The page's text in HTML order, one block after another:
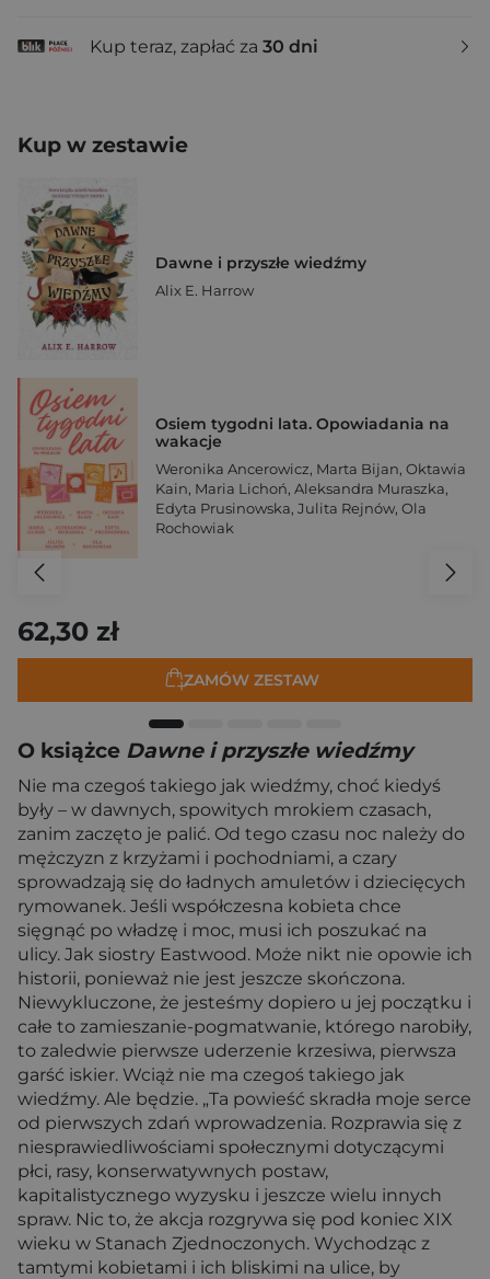
Kup teraz, zapłać za 30 dni
Kup w zestawie
Dawne i przyszłe wiedźmy
Alix E. Harrow
Osiem tygodni lata. Opowiadania na
wakacje
Weronika Ancerowicz, Marta Bijan, Oktawia
Kain, Maria Lichoń, Aleksandra Muraszka,
Edyta Prusinowska, Julita Rejnów, Ola
Rochowiak
62,30 zł
ZAMÓW ZESTAW
O książce Dawne i przyszłe wiedźmy
Nie ma czegoś takiego jak wiedźmy, choć kiedyś
były – w dawnych, spowitych mrokiem czasach,
zanim zaczęto je palić. Od tego czasu noc należy do
mężczyzn z krzyżami i pochodniami, a czary
sprowadzają się do ładnych amuletów i dziecięcych
rymowanek. Jeśli współczesna kobieta chce
sięgnąć po władzę i moc, musi ich poszukać na
ulicy. Jak siostry Eastwood. Może nikt nie opowie ich
historii, ponieważ nie jest jeszcze skończona.
Niewykluczone, że jesteśmy dopiero u jej początku i
całe to zamieszanie-pogmatwanie, którego narobiły,
to zaledwie pierwsze uderzenie krzesiwa, pierwsza
garść iskier. Wciąż nie ma czegoś takiego jak
wiedźmy. Ale będzie. „Ta powieść skradła moje serce
od pierwszych zdań wprowadzenia. Rozprawia się z
niesprawiedliwościami społecznymi dotyczącymi
płci, rasy, konserwatywnych postaw,
kapitalistycznego wyzysku i jeszcze wielu innych
spraw. Nic to, że akcja rozgrywa się pod koniec XIX
wieku w Stanach Zjednoczonych. Wychodząc z
tamtymi kobietami i ich bliskimi na ulice, by